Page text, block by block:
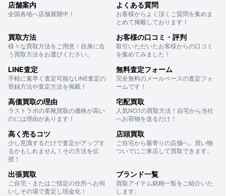
店舗案内
全国各地へ店舗展開中！
よくある質問
お客様からよく頂くご質問を集めま
とめて掲載しております！
買取方法
様々な買取方法をご用意！自身に合
う買取方法をお選びください。
お客様の口コミ・評判
取引いただいたお客様からの口コミ
を集めてみました！
LINE査定
手軽に素早く査定可能なLINE査定の
登録方法や査定方法を掲載！
無料査定フォーム
完全無料のメールベースの査定フォ
ームです！
高価買取の理由
ラストラボの革靴買取の価格が高い
のには理由があります！
宅配買取
人気NO.1の買取方法！自宅から当社
へお荷物を送るだけ！
高く売るコツ
少し意識するだけで査定がアップす
るかもしれません！その方法を伝
授！
店頭買取
ご自宅から最寄りの店舗へ。買い物
ついでにご来店して買取できます。
出張買取
ご自宅・またはご指定の住所へお伺
いしその場で査定し現金化！
ブランド一覧
買取アイテム銘柄一覧をご紹介いた
します。